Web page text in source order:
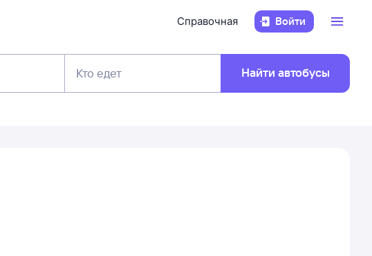
Справочная Войти
Кто едет Найти автобусы